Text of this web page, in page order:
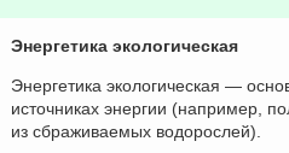
Энергетика экологическая
Энергетика экологическая —
источниках энергии (например,
из сбраживаемых водорослей).